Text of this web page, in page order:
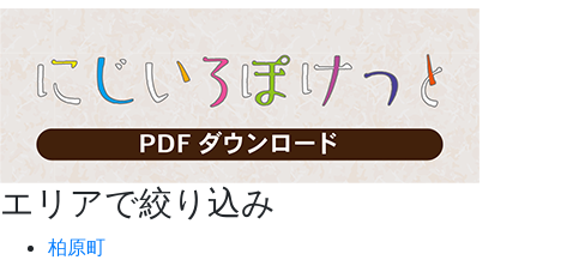
エリアで絞り込み
柏原町